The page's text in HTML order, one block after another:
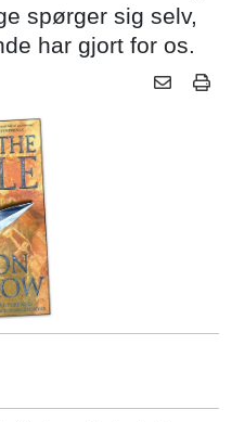
spørger sig selv,
har gjort for os.